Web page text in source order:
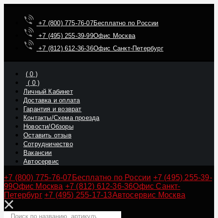
+7 (800) 775-76-07Бесплатно по России
+7 (495) 255-39-99Офис Москва
+7 (812) 612-36-36Офис Санкт-Петербург
(0 )
( 0)
Личный Кабинет
Доставка и оплата
Гарантия и возврат
Контакты/Схема проезда
Новости/Обзоры
Оставить отзыв
Сотрудничество
Вакансии
Автосервис
+7 (800) 775-76-07 Бесплатно по России +7 (495) 255-39-
99Офис Москва +7 (812) 612-36-36Офис Санкт-
Петербург +7 (495) 255-17-13Автосервис Москва